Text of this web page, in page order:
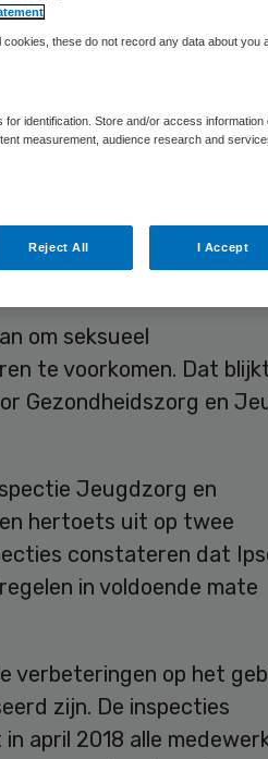
08:15 55 keer gelezen
om seksueel
te voorkomen. Dat
Gezondheidszorg en
Jeugdzorg en
hertoets uit op twee
constateren dat
in voldoende mate
verbeteringen op het
zijn. De inspecties
april 2018 alle
these do not record any data about you
identification. Store and/or access information
measurement, audience research and
Reject All I Accept